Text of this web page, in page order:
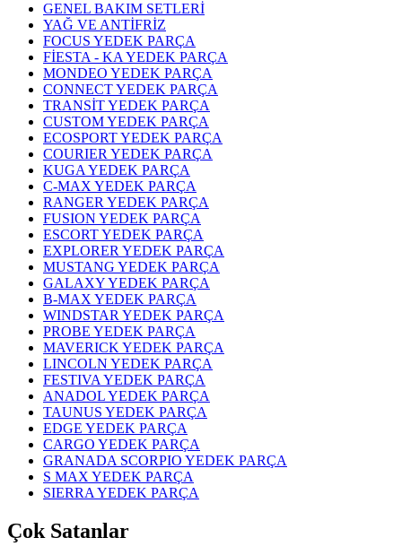
GENEL BAKIM SETLERİ
YAĞ VE ANTİFRİZ
FOCUS YEDEK PARÇA
FİESTA - KA YEDEK PARÇA
MONDEO YEDEK PARÇA
CONNECT YEDEK PARÇA
TRANSİT YEDEK PARÇA
CUSTOM YEDEK PARÇA
ECOSPORT YEDEK PARÇA
COURIER YEDEK PARÇA
KUGA YEDEK PARÇA
C-MAX YEDEK PARÇA
RANGER YEDEK PARÇA
FUSION YEDEK PARÇA
ESCORT YEDEK PARÇA
EXPLORER YEDEK PARÇA
MUSTANG YEDEK PARÇA
GALAXY YEDEK PARÇA
B-MAX YEDEK PARÇA
WINDSTAR YEDEK PARÇA
PROBE YEDEK PARÇA
MAVERICK YEDEK PARÇA
LINCOLN YEDEK PARÇA
FESTIVA YEDEK PARÇA
ANADOL YEDEK PARÇA
TAUNUS YEDEK PARÇA
EDGE YEDEK PARÇA
CARGO YEDEK PARÇA
GRANADA SCORPIO YEDEK PARÇA
S MAX YEDEK PARÇA
SIERRA YEDEK PARÇA
Çok Satanlar